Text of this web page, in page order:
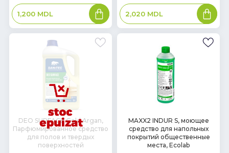
1,200 MDL
В
корзину 2,020 MDL
В
корзину
DEO SURFACE Gold Argan,
Парфюмированное средство
для полов и твердых
поверхностей
наличии
MAXX2 INDUR S, моющее
средство для напольных
покрытий общественные
места, Ecolab